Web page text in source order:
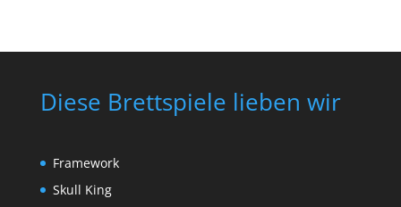
Diese Brettspiele lieben wir
Framework
Skull King